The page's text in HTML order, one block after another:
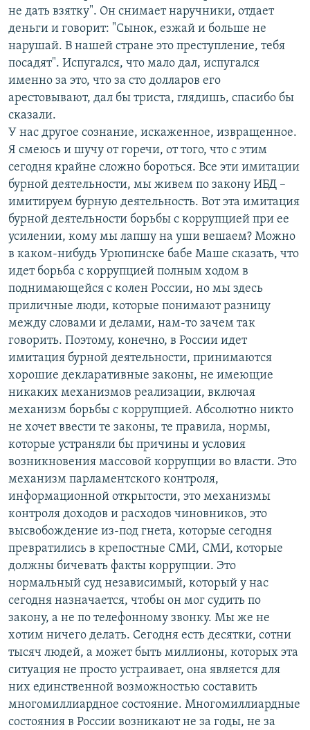
не дать взятку". Он снимает наручники, отдает
деньги и говорит: "Сынок, езжай и больше не
нарушай. В нашей стране это преступление, тебя
посадят". Испугался, что мало дал, испугался
именно за это, что за сто долларов его
арестовывают, дал бы триста, глядишь, спасибо бы
сказали.
У нас другое сознание, искаженное, извращенное.
Я смеюсь и шучу от горечи, от того, что с этим
сегодня крайне сложно бороться. Все эти имитации
бурной деятельности, мы живем по закону ИБД –
имитируем бурную деятельность. Вот эта имитация
бурной деятельности борьбы с коррупцией при ее
усилении, кому мы лапшу на уши вешаем? Можно
в каком-нибудь Урюпинске бабе Маше сказать, что
идет борьба с коррупцией полным ходом в
поднимающейся с колен России, но мы здесь
приличные люди, которые понимают разницу
между словами и делами, нам-то зачем так
говорить. Поэтому, конечно, в России идет
имитация бурной деятельности, принимаются
хорошие декларативные законы, не имеющие
никаких механизмов реализации, включая
механизм борьбы с коррупцией. Абсолютно никто
не хочет ввести те законы, те правила, нормы,
которые устраняли бы причины и условия
возникновения массовой коррупции во власти. Это
механизм парламентского контроля,
информационной открытости, это механизмы
контроля доходов и расходов чиновников, это
высвобождение из-под гнета, которые сегодня
превратились в крепостные СМИ, СМИ, которые
должны бичевать факты коррупции. Это
нормальный суд независимый, который у нас
сегодня назначается, чтобы он мог судить по
закону, а не по телефонному звонку. Мы же не
хотим ничего делать. Сегодня есть десятки, сотни
тысяч людей, а может быть миллионы, которых эта
ситуация не просто устраивает, она является для
них единственной возможностью составить
многомиллиардное состояние. Многомиллиардные
состояния в России возникают не за годы, не за